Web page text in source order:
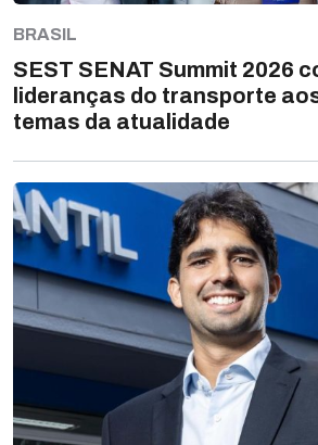
BRASIL
SEST SENAT Summit 2026
lideranças do transporte
temas da atualidade